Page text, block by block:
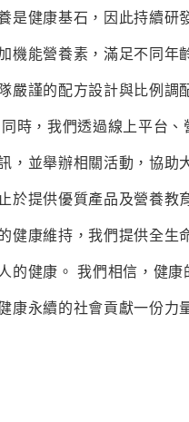
是健康基石，因此持續研
機能營養素，滿足不同年
嚴謹的配方設計與比例調
時，我們透過線上平台
，並舉辦相關活動，協助
於提供優質產品及營養教
健康維持，我們提供全生
的健康。 我們相信，健
康永續的社會貢獻一份力